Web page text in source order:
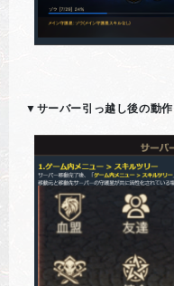
▼サーバー引っ越し後の動作